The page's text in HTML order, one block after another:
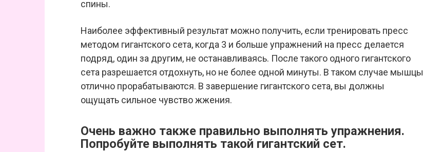
спины.
Наиболее эффективный результат можно получить, если тренировать пресс
методом гигантского сета, когда 3 и больше упражнений на пресс делается
подряд, один за другим, не останавливаясь. После такого одного гигантского
сета разрешается отдохнуть, но не более одной минуты. В таком случае мышцы
отлично прорабатываются. В завершение гигантского сета, вы должны
ощущать сильное чувство жжения.
Очень важно также правильно выполнять упражнения.
Попробуйте выполнять такой гигантский сет.